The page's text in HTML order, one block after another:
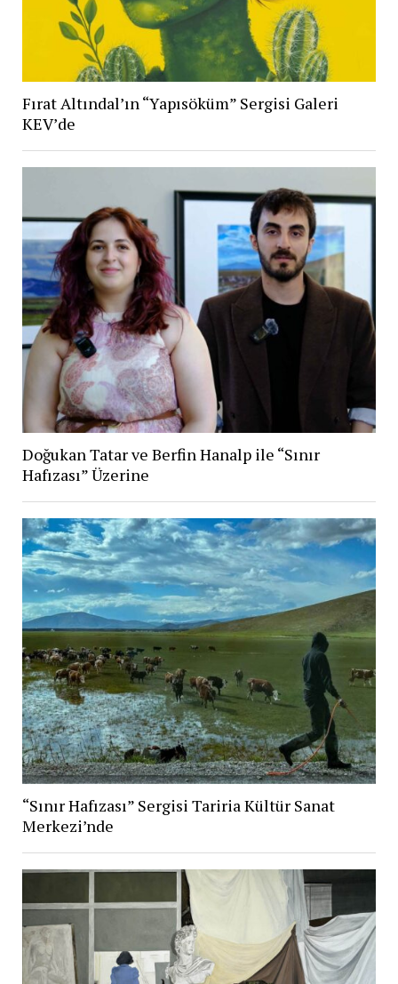
Fırat Altındal’ın “Yapısöküm” Sergisi Galeri
KEV’de
Doğukan Tatar ve Berfin Hanalp ile “Sınır
Hafızası” Üzerine
“Sınır Hafızası” Sergisi Tariria Kültür Sanat
Merkezi’nde